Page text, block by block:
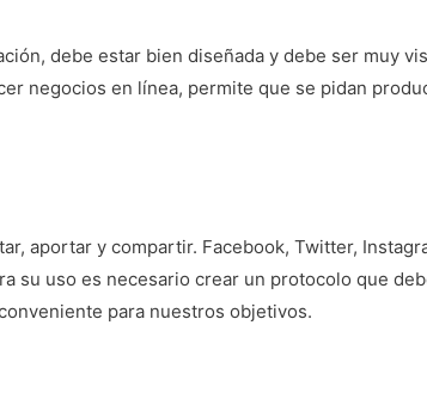
debe estar bien diseñada y debe ser muy
negocios en línea, permite que se pidan
aportar y compartir. Facebook, Twitter,
su uso es necesario crear un protocolo que
para nuestros objetivos.